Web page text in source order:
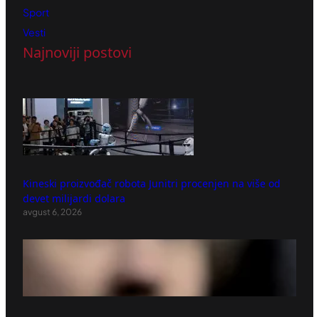
Sport
Vesti
Najnoviji postovi
Kineski proizvođač robota Junitri procenjen na više od
devet milijardi dolara
avgust 6, 2026